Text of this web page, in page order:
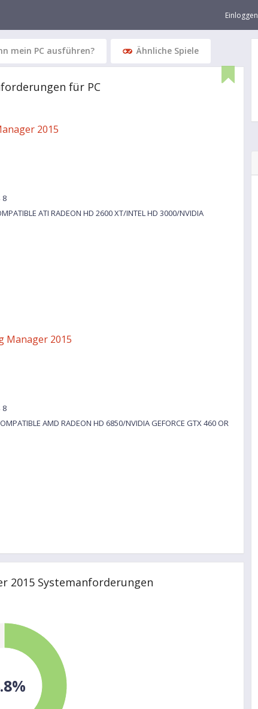
Einloggen
mein PC ausführen? Ähnliche Spiele
für PC
2015
8
ATI RADEON HD 2600 XT/INTEL HD 3000/NVIDIA
Manager 2015
8
AMD RADEON HD 6850/NVIDIA GEFORCE GTX 460 OR
2015 Systemanforderungen